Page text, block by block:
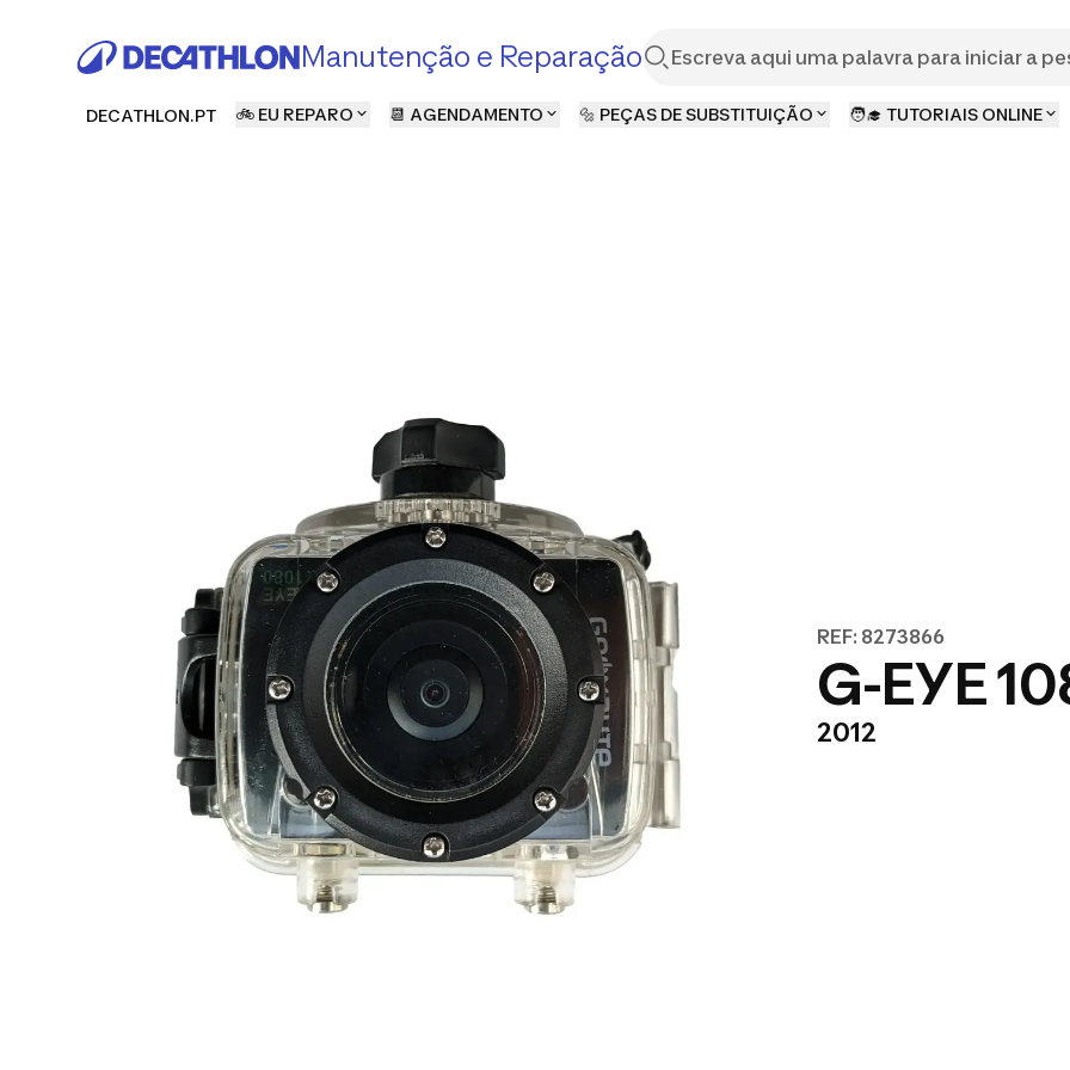
Manutenção e Reparação
DECATHLON.PT 🚲 EU REPARO 📆 AGENDAMENTO 🔩 PEÇAS DE SUBSTITUIÇÃO 🧑‍🎓 TUTORIAIS ONLINE
REF: 8273866
G-EYE
2012